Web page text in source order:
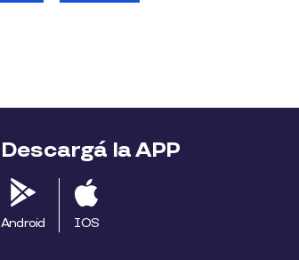
Descargá la APP
Android IOS